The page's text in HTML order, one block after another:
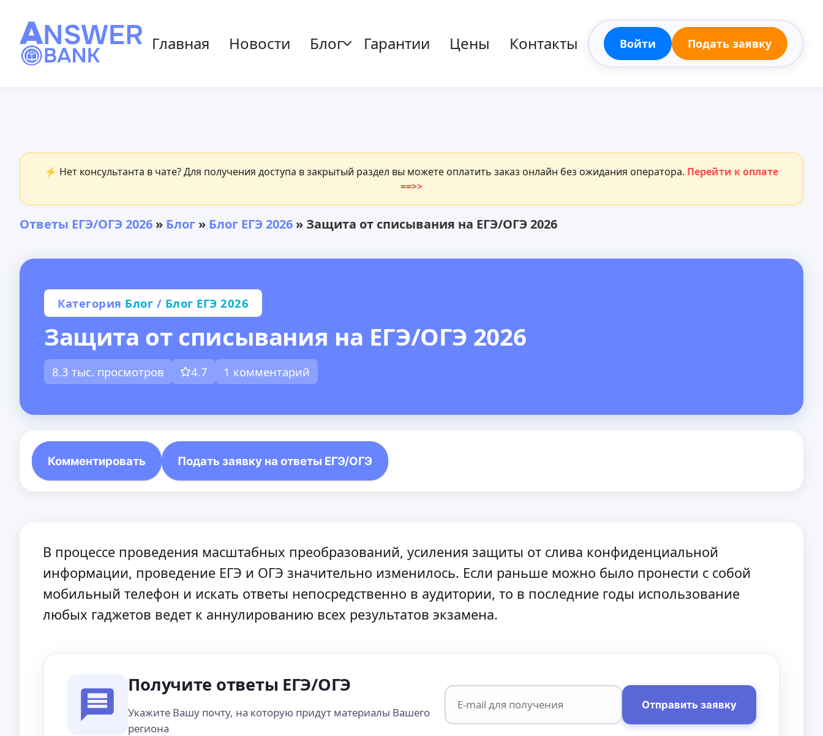
Главная Новости Блог Гарантии Цены Контакты Войти Подать заявку
⚡ Нет консультанта в чате? Для получения доступа в закрытый раздел вы можете оплатить заказ онлайн без ожидания оператора. Перейти к оплате
==>>
Ответы ЕГЭ/ОГЭ 2026 » Блог » Блог ЕГЭ 2026 » Защита от списывания на ЕГЭ/ОГЭ 2026
Категория Блог / Блог ЕГЭ 2026
Защита от списывания на ЕГЭ/ОГЭ 2026
8.3 тыс. просмотров 4.7 1 комментарий
Комментировать Подать заявку на ответы ЕГЭ/ОГЭ
В процессе проведения масштабных преобразований, усиления защиты от слива конфиденциальной
информации, проведение ЕГЭ и ОГЭ значительно изменилось. Если раньше можно было пронести с собой
мобильный телефон и искать ответы непосредственно в аудитории, то в последние годы использование
любых гаджетов ведет к аннулированию всех результатов экзамена.
Получите ответы ЕГЭ/ОГЭ
Укажите Вашу почту, на которую придут материалы Вашего
региона
Отправить заявку